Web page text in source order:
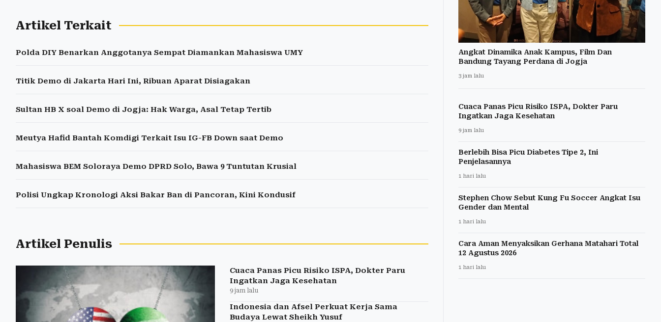
Artikel Terkait
Polda DIY Benarkan Anggotanya Sempat Diamankan Mahasiswa UMY
Titik Demo di Jakarta Hari Ini, Ribuan Aparat Disiagakan
Sultan HB X soal Demo di Jogja: Hak Warga, Asal Tetap Tertib
Meutya Hafid Bantah Komdigi Terkait Isu IG-FB Down saat Demo
Mahasiswa BEM Soloraya Demo DPRD Solo, Bawa 9 Tuntutan Krusial
Polisi Ungkap Kronologi Aksi Bakar Ban di Pancoran, Kini Kondusif
Artikel Penulis
Cuaca Panas Picu Risiko ISPA, Dokter Paru
Ingatkan Jaga Kesehatan
9 jam lalu
Indonesia dan Afsel Perkuat Kerja Sama
Budaya Lewat Sheikh Yusuf
Angkat Dinamika Anak Kampus, Film Dan
Bandung Tayang Perdana di Jogja
3 jam lalu
Cuaca Panas Picu Risiko ISPA, Dokter Paru
Ingatkan Jaga Kesehatan
9 jam lalu
Berlebih Bisa Picu Diabetes Tipe 2, Ini
Penjelasannya
1 hari lalu
Stephen Chow Sebut Kung Fu Soccer Angkat Isu
Gender dan Mental
1 hari lalu
Cara Aman Menyaksikan Gerhana Matahari Total
12 Agustus 2026
1 hari lalu